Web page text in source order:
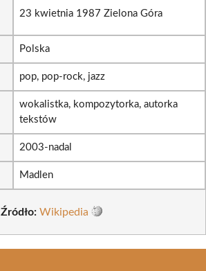
23 kwietnia 1987 Zielona Góra
Polska
pop, pop-rock, jazz
wokalistka, kompozytorka, autorka
tekstów
2003-nadal
Madlen
Źródło: Wikipedia